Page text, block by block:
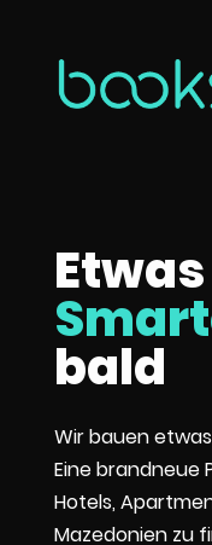
Etwas
bald
Wir bauen
Eine brandneue
Hotels,
Mazedonien zu